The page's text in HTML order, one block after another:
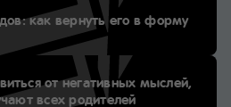
как вернуть его в форму
от негативных мыслей,
всех родителей